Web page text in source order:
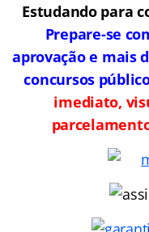
Estudando para
Prepare-se
aprovação e mais
concursos
imediato,